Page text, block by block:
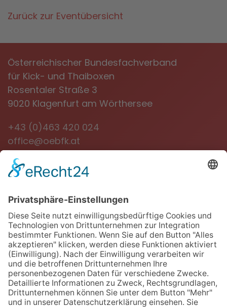
Zurück zur Eventübersicht
Österreichischer Bundesfachverband
für Kick- und Thaiboxen
Rosentaler Straße 3
9020 Klagenfurt am Wörthersee
+43 (0)463 420 024
office@oebfk.at
NEWSLETTER
Jetzt anmelden